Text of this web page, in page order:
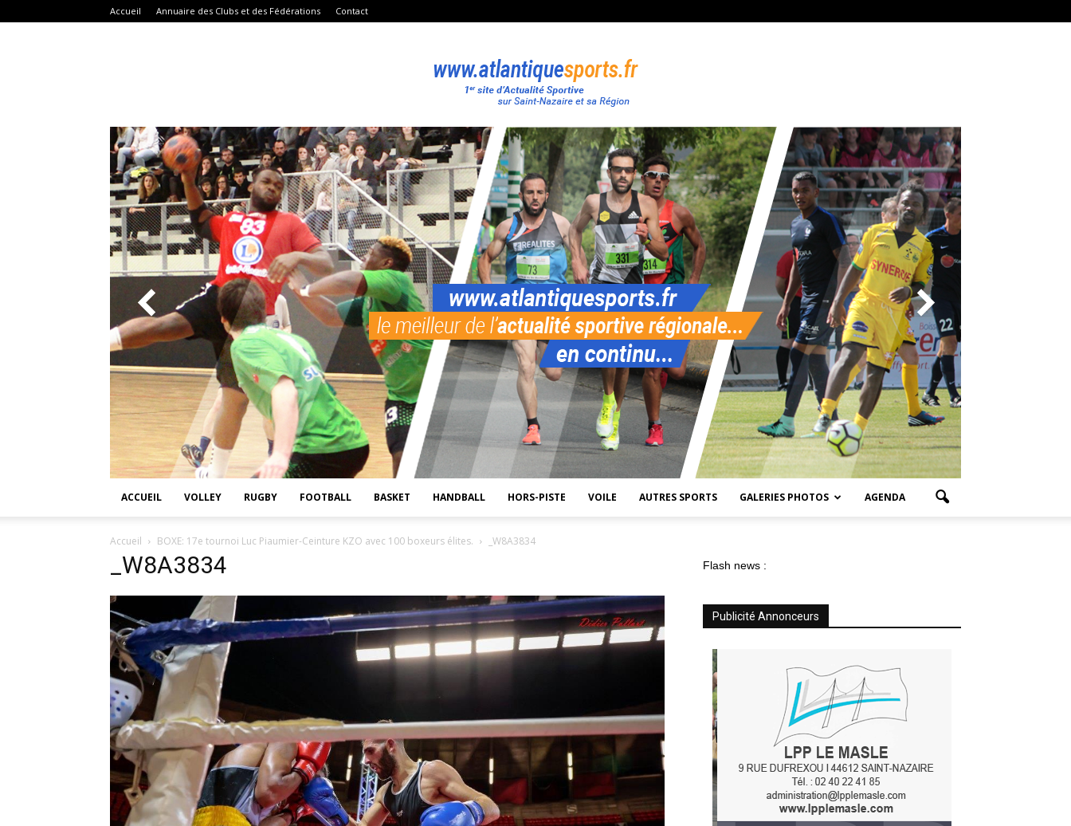
Accueil Annuaire des Clubs et des Fédérations Contact
Atlantique
Sport
ACCUEIL VOLLEY RUGBY FOOTBALL BASKET HANDBALL HORS-PISTE VOILE AUTRES SPORTS GALERIES PHOTOS AGENDA
Accueil BOXE: 17e tournoi Luc Piaumier-Ceinture KZO avec 100 boxeurs élites. _W8A3834
_W8A3834 Flash news :
Publicité Annonceurs